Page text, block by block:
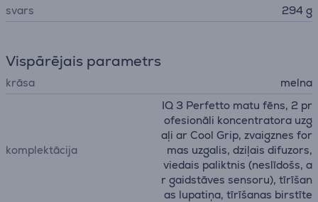
svars 294 g
Vispārējais parametrs
krāsa melna
komplektācija
IQ 3 Perfetto matu fēns, 2 pr
ofesionāli koncentratora uzg
aļi ar Cool Grip, zvaigznes for
mas uzgalis, dziļais difuzors,
viedais paliktnis (neslīdošs, a
r gaidstāves sensoru), tīrīšan
as lupatiņa, tīrīšanas birstīte